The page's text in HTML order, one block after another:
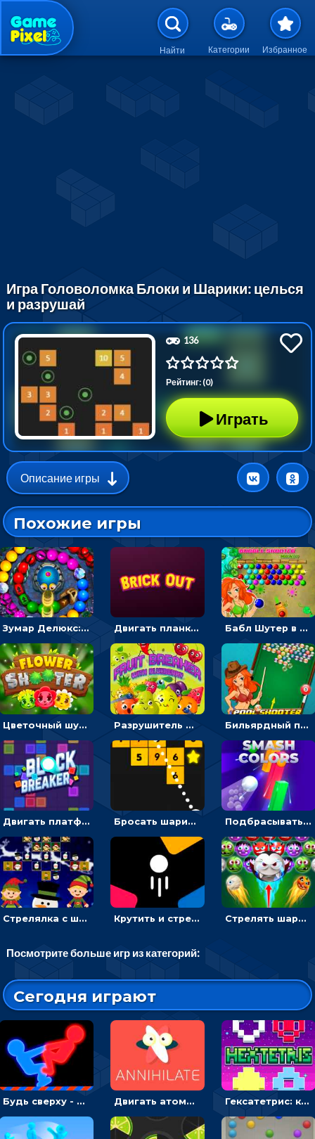
Перейти к основному
Найти Категории Избранное
Игра Головоломка Блоки и Шарики: целься
и разрушай
136
Рейтинг: (0)
Играть
Описание игры
Похожие игры
Зумар Делюкс: бросай шарики с черепашкой, чтобы остановить очередь Двигать планку и бить шариком по цветным блокам - гиперказуальная Бабл Шутер в джунглях: стрелять шариками по цветным целям
Цветочный шутер: стрелять пчелками по цветам Разрушитель фруктов: стрелять ягодами по ананасам Бильярдный пул: стрелять шариками, чтобы взрывать одинаковые
Двигать платформу и отбивать мячики или ловить бонусы Бросать шарики, чтобы выбивать блоки с цифрами Подбрасывать мяч, чтобы провести через цветную преграду
Стрелялка с шариками по рождественским эльфам Крутить и стрелять по фигурам с цифрами - стрелялка шариками Стрелять шариками-монстрами и выбивать конфеты
Посмотрите больше игр из категорий:
Сегодня играют
Будь сверху - борись с другом и выигрывай Двигать атомы, чтобы соединить – головоломка Гексатетрис: кидать блок, чтобы складывать три в ряд - головоломка